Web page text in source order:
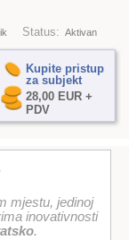
Status: Aktivan
Kupite pristup
za subjekt
28,00 EUR +
PDV
mjestu, jedinoj
inovativnosti
.